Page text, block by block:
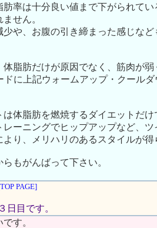
肪率は十分良い値まで下がられて
せん。
少や、お腹の引き締まった感じな
体脂肪だけが原因でなく、筋肉が
ドに上記ウォームアップ・クール
は体脂肪を燃焼するダイエットだ
レーニングでヒップアップなど、
より、メリハリのあるスタイルが得
もがんばって下さい。
PAGE]
日目です。
す。